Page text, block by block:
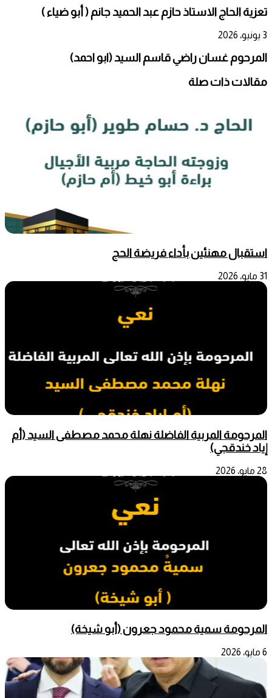
تعزية الحاج الاستاذ حازم عبد الحميد جانم ( أبو ضياء )
3 يونيو، 2026
المرحوم غسان راضي قاسم السيد (ابو احمد)
مقالات ذات صلة
استقبال مهنئين بأداء فريضة الحج
31 مايو، 2026
المرحومة المربية الفاضلة نهلة محمد مصطفى السيد (أم
إياد خندقجي)
28 مايو، 2026
المرحومة سمية محمود جعرون (أبو شيخة)
6 مايو، 2026